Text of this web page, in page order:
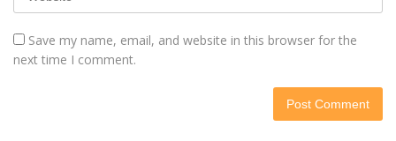
Save my name, email, and website in this browser for the
next time I comment.